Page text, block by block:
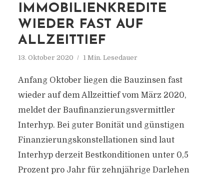
IMMOBILIENKREDITE
WIEDER FAST AUF
ALLZEITTIEF
13. Oktober 2020 1 Min. Lesedauer
Anfang Oktober liegen die Bauzinsen fast
wieder auf dem Allzeittief vom März 2020,
meldet der Baufinanzierungsvermittler
Interhyp. Bei guter Bonität und günstigen
Finanzierungskonstellationen sind laut
Interhyp derzeit Bestkonditionen unter 0,5
Prozent pro Jahr für zehnjährige Darlehen